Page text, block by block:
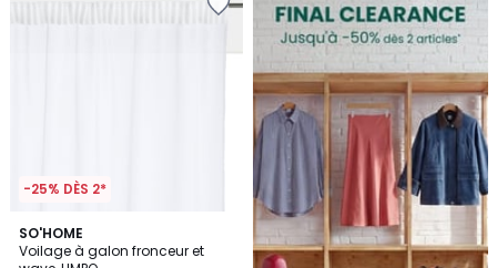
-25% DÈS 2*
SO'HOME
Voilage à galon fronceur et
4,3
/ 5
2
Couleurs
CLEARANCE